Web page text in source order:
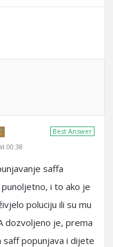
Best Answer
00:38
saffa
i to ako je
poluciju ili su mu
dozvoljeno je, prema
saff popunjava i dijete